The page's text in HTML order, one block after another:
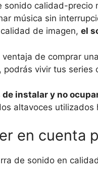
sonido calidad-
música sin
de imagen, el
de comprar
podrás vivir tus
instalar y no
altavoces
en cuenta
de sonido en